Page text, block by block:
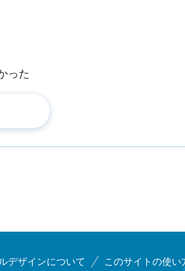
った
デザインについて このサイトの使い